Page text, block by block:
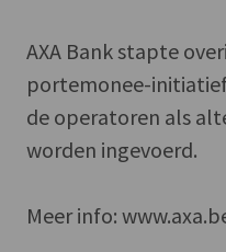
AXA Bank stapte
portemonee-
de operatoren als
worden ingevoerd.
Meer info: